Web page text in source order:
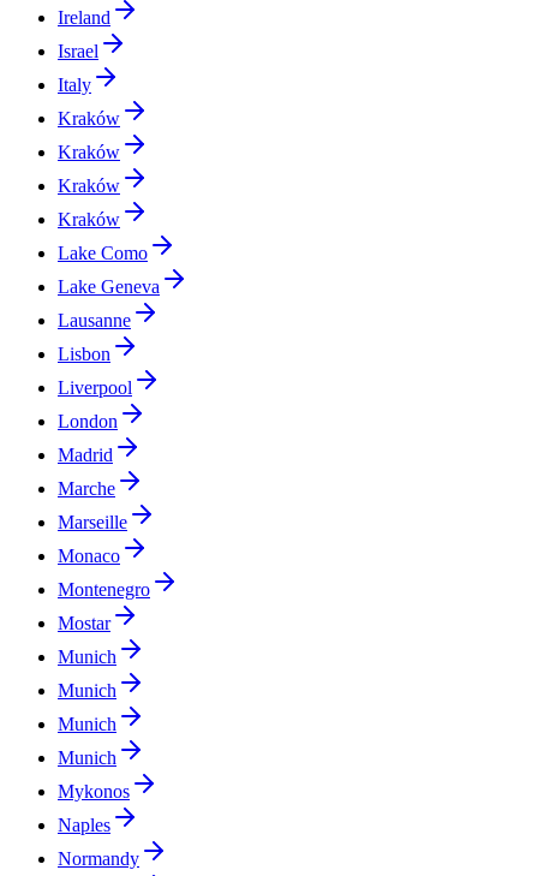
Ireland
Israel
Italy
Kraków
Kraków
Kraków
Kraków
Lake Como
Lake Geneva
Lausanne
Lisbon
Liverpool
London
Madrid
Marche
Marseille
Monaco
Montenegro
Mostar
Munich
Munich
Munich
Munich
Mykonos
Naples
Normandy